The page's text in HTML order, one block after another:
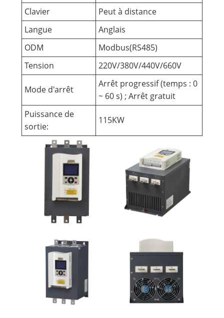
Clavier
Peut à distance
Langue
Anglais
ODM
Modbus(RS485)
Tension
220V/380V/440V/660V
Mode d'arrêt
Arrêt progressif (temps : 0
~ 60 s) ; Arrêt gratuit
Puissance de
sortie:
115KW